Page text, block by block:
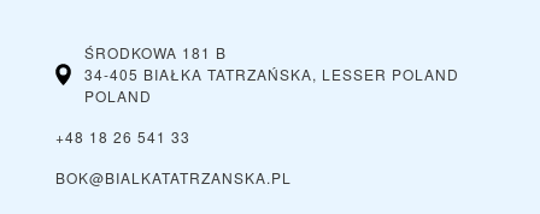
ŚRODKOWA 181 B
34-405 BIAŁKA TATRZAŃSKA, LESSER POLAND
POLAND
+48 18 26 541 33
BOK@BIALKATATRZANSKA.PL